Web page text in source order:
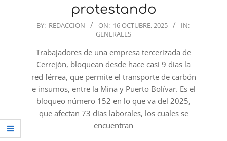
protestando
2025-
16
BY: REDACCION ON: 16 OCTUBRE, 2025
IN:
GENERALES
Trabajadores de una empresa tercerizada de
Cerrejón, bloquean desde hace casi 9 días la
red férrea, que permite el transporte de carbón
e insumos, entre la Mina y Puerto Bolívar. Es el
bloqueo número 152 en lo que va del 2025,
que afectan 73 días laborales, los cuales se
encuentran